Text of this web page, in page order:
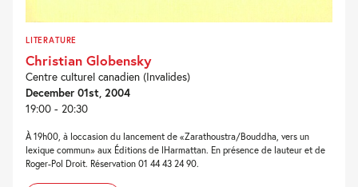
LITERATURE
Christian Globensky
Centre culturel canadien (Invalides)
December 01st, 2004
19:00 - 20:30
À 19h00, à loccasion du lancement de «Zarathoustra/Bouddha, vers un
lexique commun» aux Éditions de lHarmattan. En présence de lauteur et de
Roger-Pol Droit. Réservation 01 44 43 24 90.